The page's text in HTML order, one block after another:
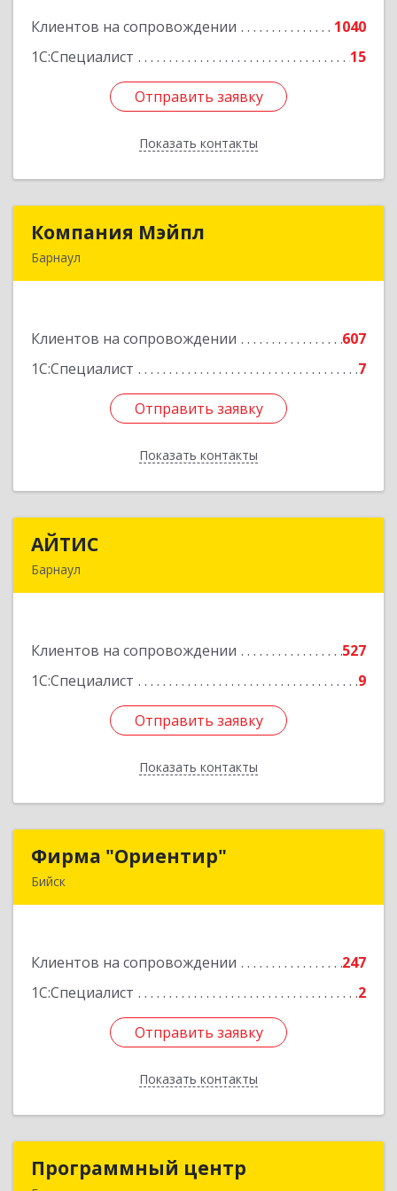
Клиентов на сопровождении
1040
1С:Специалист
15
Отправить заявку
Показать контакты
Подробнее
Отправить заявку
Назад
Компания Мэйпл
Барнаул
Клиентов на сопровождении
607
1С:Специалист
7
Отправить заявку
Показать контакты
Компания Мэйпл
Подробнее
Отправить заявку
Назад
АЙТИС
Барнаул
Клиентов на сопровождении
527
1С:Специалист
9
Отправить заявку
Показать контакты
Подробнее
Отправить заявку
Назад
Фирма "Ориентир"
Бийск
Клиентов на сопровождении
247
1С:Специалист
2
Отправить заявку
Показать контакты
Фирма "Ориентир"
Подробнее
Отправить заявку
Назад
Программный центрПрограммный центр